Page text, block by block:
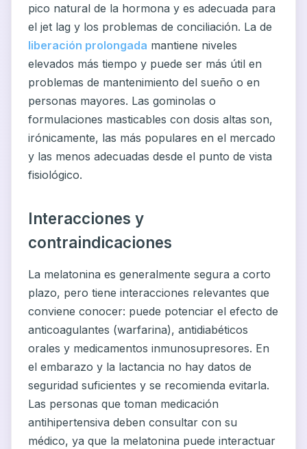
pico natural de la hormona y es adecuada para
el jet lag y los problemas de conciliación. La de
liberación prolongada mantiene niveles
elevados más tiempo y puede ser más útil en
problemas de mantenimiento del sueño o en
personas mayores. Las gominolas o
formulaciones masticables con dosis altas son,
irónicamente, las más populares en el mercado
y las menos adecuadas desde el punto de vista
fisiológico.
Interacciones y
contraindicaciones
La melatonina es generalmente segura a corto
plazo, pero tiene interacciones relevantes que
conviene conocer: puede potenciar el efecto de
anticoagulantes (warfarina), antidiabéticos
orales y medicamentos inmunosupresores. En
el embarazo y la lactancia no hay datos de
seguridad suficientes y se recomienda evitarla.
Las personas que toman medicación
antihipertensiva deben consultar con su
médico, ya que la melatonina puede interactuar